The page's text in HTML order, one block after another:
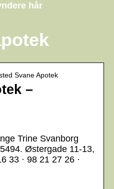
hår
Svane Apotek
–
Trine Svanborg
Østergade 11-13,
33 · 98 21 27 26 ·